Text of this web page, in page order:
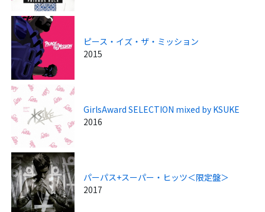
ピース・イズ・ザ・ミッション
2015
GirlsAward SELECTION mixed by KSUKE
2016
パーパス+スーパー・ヒッツ＜限定盤＞
2017